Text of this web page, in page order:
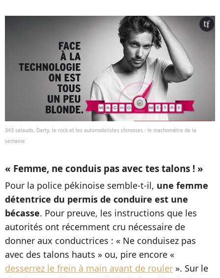
343 salauds, Darty, le rock et les automobilistes chinoises : le machomètre de la
semaine
« Femme, ne conduis pas avec tes talons ! »
Pour la police pékinoise semble-t-il, une femme
détentrice du permis de conduire est une
bécasse. Pour preuve, les instructions que les
autorités ont récemment cru nécessaire de
donner aux conductrices : « Ne conduisez pas
avec des talons hauts » ou, pire encore «
desserrez le frein à main avant de rouler ». Sur le